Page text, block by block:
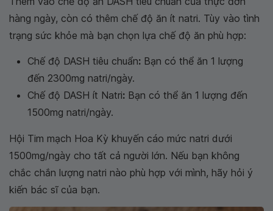
hàng ngày, còn có thêm chế độ ăn ít natri. Tùy vào tình
trạng sức khỏe mà bạn chọn lựa chế độ ăn phù hợp:
Chế độ DASH tiêu chuẩn: Bạn có thể ăn 1 lượng
đến 2300mg natri/ngày.
Chế độ DASH ít Natri: Bạn có thể ăn 1 lượng đến
1500mg natri/ngày.
Hội Tim mạch Hoa Kỳ khuyến cáo mức natri dưới
1500mg/ngày cho tất cả người lớn. Nếu bạn không
chắc chắn lượng natri nào phù hợp với mình, hãy hỏi ý
kiến bác sĩ của bạn.